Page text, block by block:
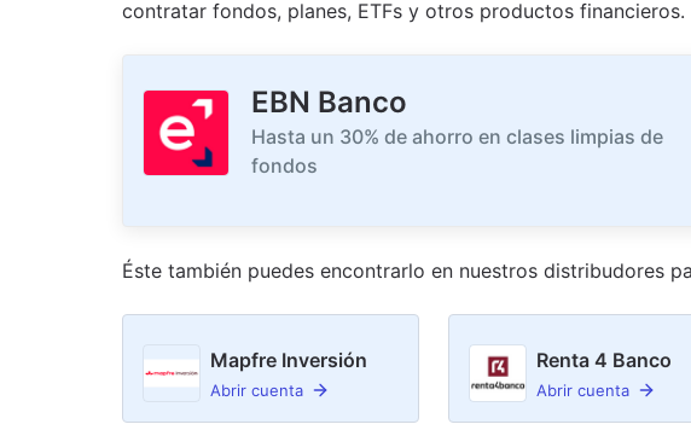
contratar fondos, planes, ETFs y otros productos financieros.
EBN Banco
Hasta un 30% de ahorro en clases limpias de
fondos
Éste también puedes encontrarlo en nuestros distribudores
Mapfre Inversión
Abrir cuenta
Renta 4 Banco
Abrir cuenta